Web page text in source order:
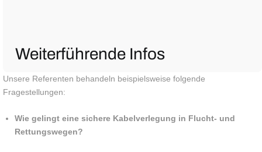
Weiterführende Infos
Unsere Referenten behandeln beispielsweise folgende
Fragestellungen:
Wie gelingt eine sichere Kabelverlegung in Flucht- und
Rettungswegen?